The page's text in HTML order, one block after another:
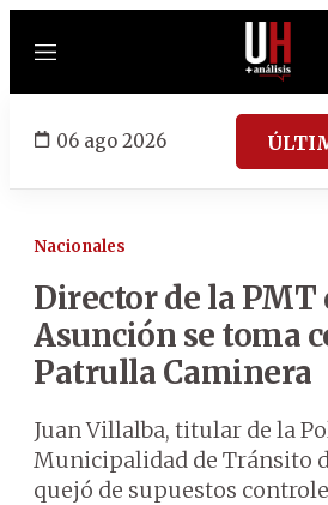
Menú
06 ago 2026
Nacionales
Director de la PMT
Asunción se toma
Patrulla Caminera
Juan Villalba, titular de la
Municipalidad de Tránsito
quejó de supuestos